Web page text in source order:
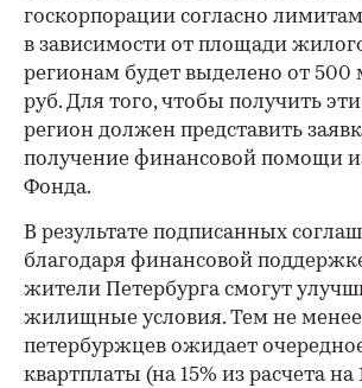
госкорпорации согласно
в зависимости от площади
регионам будет выделено от 500
руб. Для того, чтобы получить
регион должен представить
получение финансовой помощи
Фонда.
В результате подписанных
благодаря финансовой
жители Петербурга смогут
жилищные условия. Тем не менее,
петербуржцев ожидает
квартплаты (на 15% из расчета на